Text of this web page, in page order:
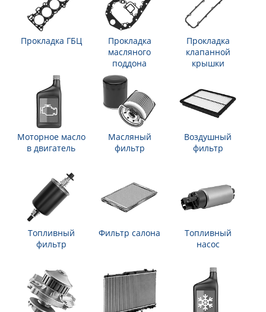
Прокладка ГБЦ
Прокладка
масляного
поддона
Прокладка
клапанной
крышки
Моторное масло
в двигатель
Масляный
фильтр
Воздушный
фильтр
Топливный
фильтр
Фильтр салона
Топливный
насос